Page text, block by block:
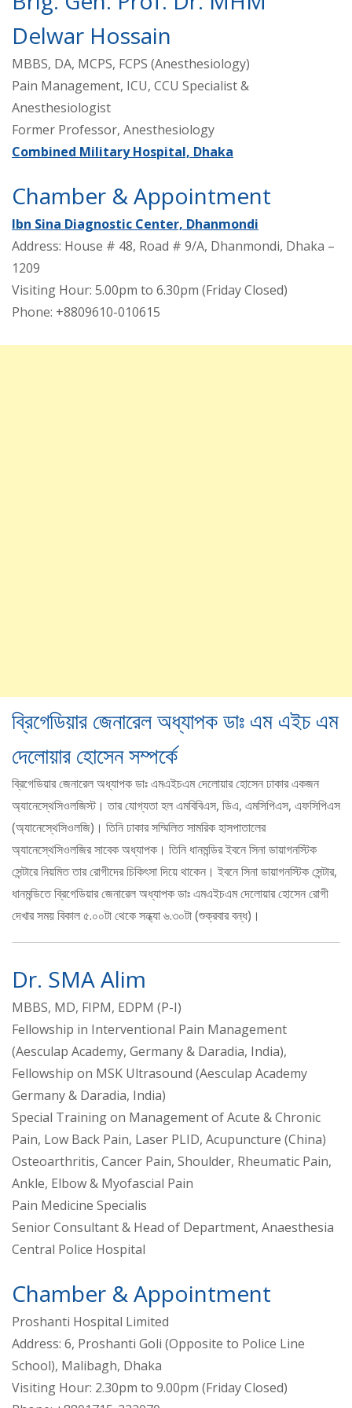
Delwar Hossain
MBBS, DA, MCPS, FCPS (Anesthesiology)
Pain Management, ICU, CCU Specialist &
Anesthesiologist
Former Professor, Anesthesiology
Combined Military Hospital, Dhaka
Chamber & Appointment
Ibn Sina Diagnostic Center, Dhanmondi
Address: House # 48, Road # 9/A, Dhanmondi, Dhaka –
1209
Visiting Hour: 5.00pm to 6.30pm (Friday Closed)
Phone: +8809610-010615
ব্রিগেডিয়ার জেনারেল অধ্যাপক ডাঃ এম এইচ এম
দেলোয়ার হোসেন সম্পর্কে
ব্রিগেডিয়ার জেনারেল অধ্যাপক ডাঃ এমএইচএম দেলোয়ার হোসেন ঢাকার একজন
অ্যানেস্থেসিওলজিস্ট। তার যোগ্যতা হল এমবিবিএস, ডিএ, এমসিপিএস, এফসিপিএস
(অ্যানেস্থেসিওলজি)। তিনি ঢাকার সম্মিলিত সামরিক হাসপাতালের
অ্যানেস্থেসিওলজির সাবেক অধ্যাপক। তিনি ধানমন্ডির ইবনে সিনা ডায়াগনস্টিক
সেন্টারে নিয়মিত তার রোগীদের চিকিৎসা দিয়ে থাকেন। ইবনে সিনা ডায়াগনস্টিক সেন্টার,
ধানমন্ডিতে ব্রিগেডিয়ার জেনারেল অধ্যাপক ডাঃ এমএইচএম দেলোয়ার হোসেন রোগী
দেখার সময় বিকাল ৫.০০টা থেকে সন্ধ্যা ৬.৩০টা (শুক্রবার বন্ধ)।
Dr. SMA Alim
MBBS, MD, FIPM, EDPM (P-I)
Fellowship in Interventional Pain Management
(Aesculap Academy, Germany & Daradia, India),
Fellowship on MSK Ultrasound (Aesculap Academy
Germany & Daradia, India)
Special Training on Management of Acute & Chronic
Pain, Low Back Pain, Laser PLID, Acupuncture (China)
Osteoarthritis, Cancer Pain, Shoulder, Rheumatic Pain,
Ankle, Elbow & Myofascial Pain
Pain Medicine Specialis
Senior Consultant & Head of Department, Anaesthesia
Central Police Hospital
Chamber & Appointment
Proshanti Hospital Limited
Address: 6, Proshanti Goli (Opposite to Police Line
School), Malibagh, Dhaka
Visiting Hour: 2.30pm to 9.00pm (Friday Closed)